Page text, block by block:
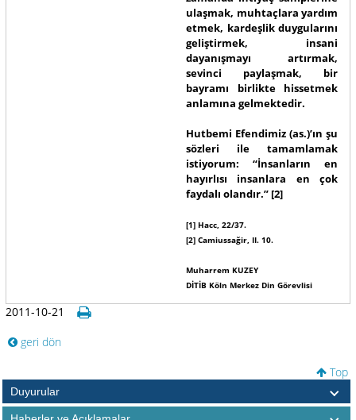
ulaşmak, muhtaçlara yardım
etmek, kardeşlik duygularını
geliştirmek, insani
dayanışmayı artırmak,
sevinci paylaşmak, bir
bayramı birlikte hissetmek
anlamına gelmektedir.
Hutbemi Efendimiz (as.)’ın şu
sözleri ile tamamlamak
istiyorum: “İnsanların en
hayırlısı insanlara en çok
faydalı olandır.”[2]
[1] Hacc, 22/37.
[2] Camiussağir, II. 10.
Muharrem KUZEY
DİTİB Köln Merkez Din Görevlisi
2011-10-21
geri dön
Top
Duyurular